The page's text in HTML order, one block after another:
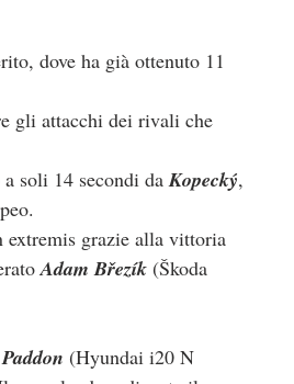
dove ha già ottenuto 11
gli attacchi dei rivali che
a soli 14 secondi da Kopecký,
extremis grazie alla vittoria
Adam Březík (Škoda
(Hyundai i20 N